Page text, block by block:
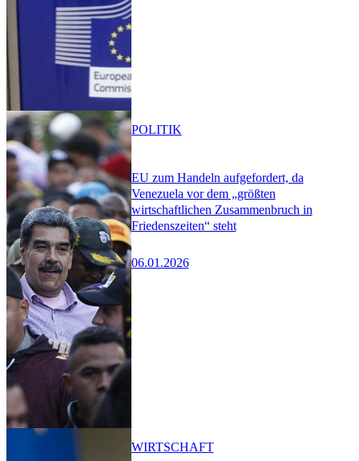
EU zum Handeln aufgefordert, da
Venezuela vor dem „größten
wirtschaftlichen Zusammenbruch in
Friedenszeiten“ steht
06.01.2026
POLITIK
WIRTSCHAFT